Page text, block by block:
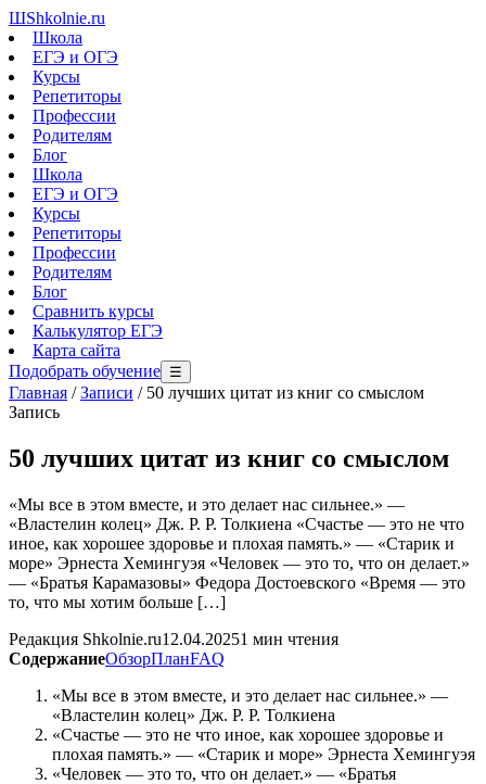
ШShkolnie.ru
Школа
ЕГЭ и ОГЭ
Курсы
Репетиторы
Профессии
Родителям
Блог
Школа
ЕГЭ и ОГЭ
Курсы
Репетиторы
Профессии
Родителям
Блог
Сравнить курсы
Калькулятор ЕГЭ
Карта сайта
Подобрать обучение ☰
Главная /Записи / 50 лучших цитат из книг со смыслом
Запись
50 лучших цитат из книг со смыслом
«Мы все в этом вместе, и это делает нас сильнее.» —
«Властелин колец» Дж. Р. Р. Толкиена «Счастье — это не что
иное, как хорошее здоровье и плохая память.» — «Старик и
море» Эрнеста Хемингуэя «Человек — это то, что он делает.»
— «Братья Карамазовы» Федора Достоевского «Время — это
то, что мы хотим больше […]
Редакция Shkolnie.ru12.04.20251 мин чтения
СодержаниеОбзорПланFAQ
«Мы все в этом вместе, и это делает нас сильнее.» —
«Властелин колец» Дж. Р. Р. Толкиена
«Счастье — это не что иное, как хорошее здоровье и
плохая память.» — «Старик и море» Эрнеста Хемингуэя
«Человек — это то, что он делает.» — «Братья